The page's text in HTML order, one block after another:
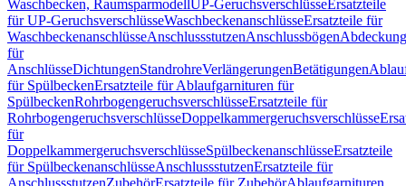
Waschbecken, RaumsparmodellUP-GeruchsverschlüsseErsatzteile
für UP-GeruchsverschlüsseWaschbeckenanschlüsseErsatzteile für
WaschbeckenanschlüsseAnschlussstutzenAnschlussbögen
für
AnschlüsseDichtungenStandrohreVerlängerungenBetätigungen
für SpülbeckenErsatzteile für Ablaufgarnituren für
SpülbeckenRohrbogengeruchsverschlüsseErsatzteile für
RohrbogengeruchsverschlüsseDoppelkammergeruchsverschlüsse
für
DoppelkammergeruchsverschlüsseSpülbeckenanschlüsseErsatzteile
für SpülbeckenanschlüsseAnschlussstutzenErsatzteile für
AnschlussstutzenZubehörErsatzteile für ZubehörAblaufgarnituren